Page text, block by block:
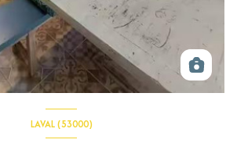
LAVAL (53000)